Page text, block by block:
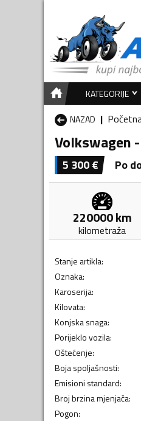
KATEGORIJE
NAZAD
Volkswagen
5 300€ Po
220000km
kilometraža
Stanje artikla:
Oznaka:
Karoserija:
Kilovata:
Konjska snaga:
Porijeklo vozila:
Oštećenje:
Boja spoljašnosti:
Emisioni standard:
Broj brzina mjenjača:
Pogon: